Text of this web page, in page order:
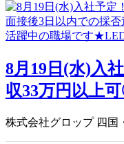
8月19日(水)入
収33万円以上
株式会社グロップ 四国